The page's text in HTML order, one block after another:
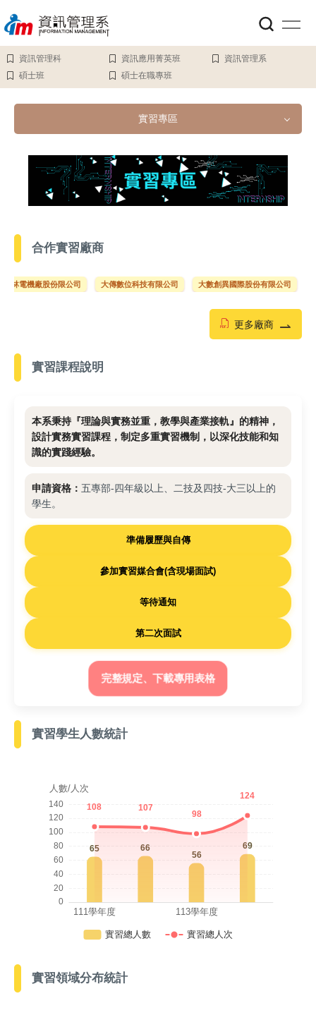
到
要
內
資訊管理科 資訊應用菁英班
資訊管理系
碩士班
碩士在職專班
實習專區
實習專區
實習公告
實習辦法
文件下載
合作實習廠商
士林電機廠股份限公司 大傳數位科技有限公司 大數創異國際股份有限公司
更多廠商
實習課程說明
本系秉持『理論與實務並重，教學與產業接軌』的精神，
設計實務實習課程，制定多重實習機制，以深化技能和知
識的實踐經驗。
申請資格： 五專部-四年級以上、二技及四技-大三以上的
學生。
準備履歷與自傳
參加實習媒合會(含現場面試)
等待通知
第二次面試
完整規定、下載專用表格
實習學生人數統計
實習領域分布統計